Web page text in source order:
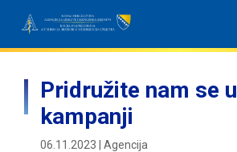
Pridružite nam se u
kampanji
06.11.2023 | Agencija